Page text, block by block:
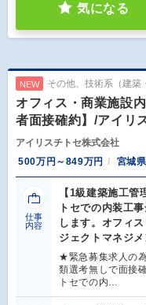
気になる
NEW その他、技術系（建築
オフィス・商業施設
者面接確約】/アイリ
アイリスチトセ株式会社
500万円～849万円
宮城県
仕事
内容
【1級建築施工
トセでの内装工
します。オフィ
ジェクトマネジメ
★緊急募集求人の
類選考無しで面接
トセでの内…